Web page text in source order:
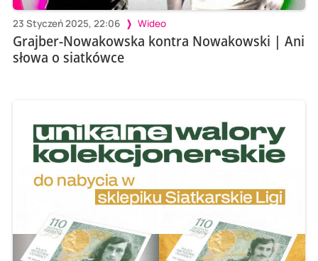
23 Styczeń 2025, 22:06 Wideo
Grajber-Nowakowska kontra Nowakowski | Ani
słowa o siatkówce